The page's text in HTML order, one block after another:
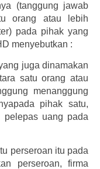
(tanggung jawab
orang atau lebih
pada pihak yang
menyebutkan :
juga dinamakan
satu orang atau
menanggung
pihak satu,
uang pada
perseroan itu pada
perseroan, firma